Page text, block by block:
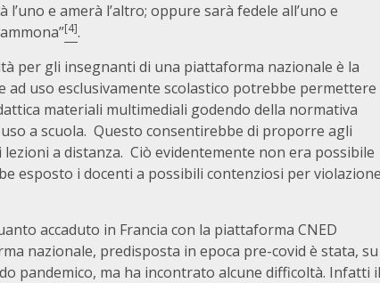
e amerà l’altro; oppure sarà fedele all’uno e
[4].
per gli insegnanti di una piattaforma nazionale è la
uso esclusivamente scolastico potrebbe permettere
materiali multimediali godendo della normativa
a scuola. Questo consentirebbe di proporre agli
lezioni a distanza. Ciò evidentemente non era possibile
esposto i docenti a possibili contenziosi per
accaduto in Francia con la piattaforma CNED
nazionale, predisposta in epoca pre-covid è stata, su
pandemico, ma ha incontrato alcune difficoltà. Infatti il